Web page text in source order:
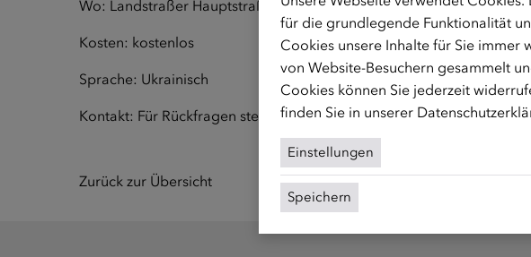
Wo: Landstraßer Hauptstraße 26, 1030 Wien - Raum C 1.1
Kosten: kostenlos
Sprache: Ukrainisch
Kontakt: Für Rückfragen stehen wir unter
Zurück zur Übersicht
für die grundlegende Funktionalität
Cookies unsere Inhalte für Sie immer
von Website-Besuchern gesammelt
Cookies können Sie jederzeit
finden Sie in unserer
Einstellungen
Speichern